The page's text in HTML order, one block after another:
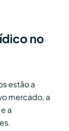
no
estão a
mercado, a
a